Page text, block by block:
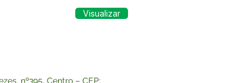
nº395, Centro – CEP:
Visualizar